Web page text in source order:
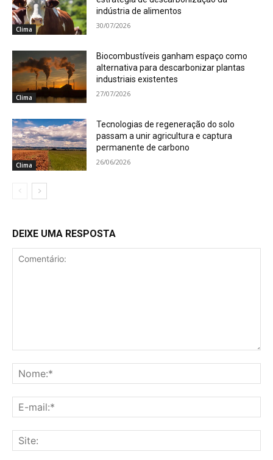
Clima
indústria de alimentos
30/07/2026
Clima
Biocombustíveis ganham espaço como
alternativa para descarbonizar plantas
industriais existentes
27/07/2026
Clima
Tecnologias de regeneração do solo
passam a unir agricultura e captura
permanente de carbono
26/06/2026
DEIXE UMA RESPOSTA